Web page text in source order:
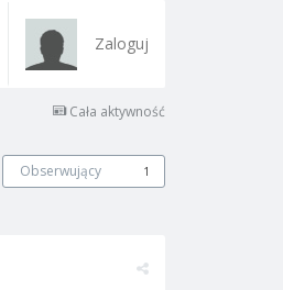
Zaloguj
Cała aktywność
Obserwujący 1